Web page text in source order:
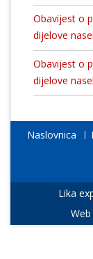
Obavijest o
dijelove
Obavijest o
dijelove
Naslovnica
Lika
Web